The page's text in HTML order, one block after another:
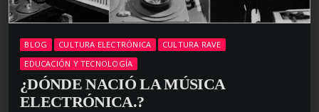
BLOG CULTURA ELECTRÓNICA
CULTURA RAVE
EDUCACIÓN Y TECNOLOGÍA
¿DÓNDE NACIÓ LA MÚSICA
ELECTRÓNICA.?